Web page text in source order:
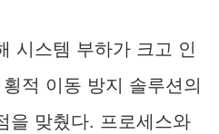
시스템 부하가 크고 인
적 이동 방지 솔루션의
을 맞췄다. 프로세스와